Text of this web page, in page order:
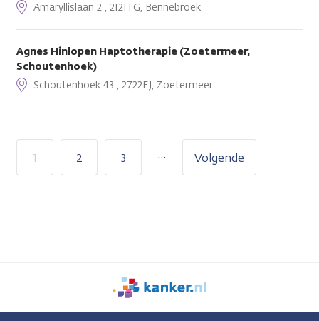
Amaryllislaan 2 , 2121TG, Bennebroek
Agnes Hinlopen Haptotherapie (Zoetermeer,
Schoutenhoek)
Schoutenhoek 43 , 2722EJ, Zoetermeer
1 2 3 … Volgende
We
zijn